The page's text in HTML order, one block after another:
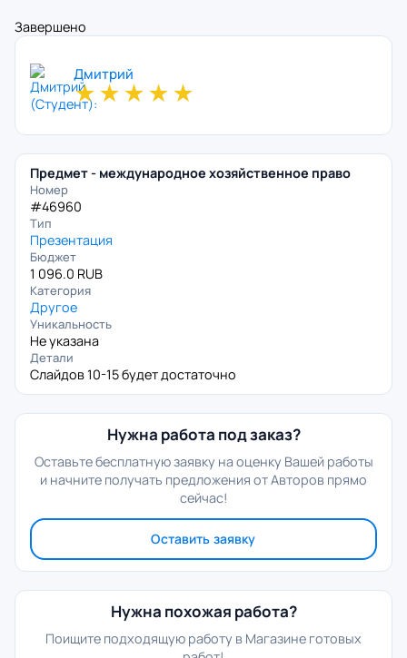
Завершено
Дмитрий
★★★★★
Предмет - международное хозяйственное право
Номер
#46960
Тип
Презентация
Бюджет
1 096.0 RUB
Категория
Другое
Уникальность
Не указана
Детали
Слайдов 10-15 будет достаточно
Нужна работа под заказ?
Оставьте бесплатную заявку на оценку Вашей работы
и начните получать предложения от Авторов прямо
сейчас!
Оставить заявку
Нужна похожая работа?
Поищите подходящую работу в Магазине готовых